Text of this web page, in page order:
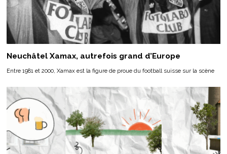
Neuchâtel Xamax, autrefois grand d’Europe
Entre 1981 et 2000, Xamax est la figure de proue du football suisse sur la scène